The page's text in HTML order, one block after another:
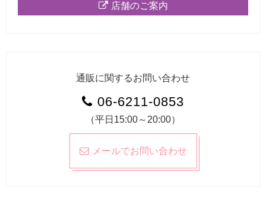
店舗のご案内
通販に関するお問い合わせ
06-6211-0853
（平日15:00～20:00）
メールでお問い合わせ